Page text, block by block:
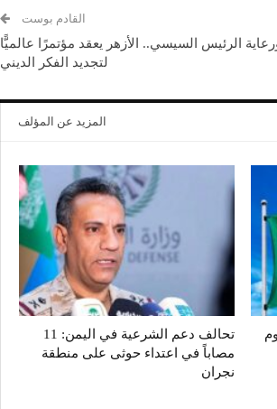
القادم بوست
الرئيس السيسي.. الأزهر يعقد مؤتمرًا عالميًّا
لتجديد الفكر الديني
المزيد عن المؤلف
تحالف دعم الشرعية في اليمن: 11
مصاباً في اعتداء حوثى على منطقة
نجران